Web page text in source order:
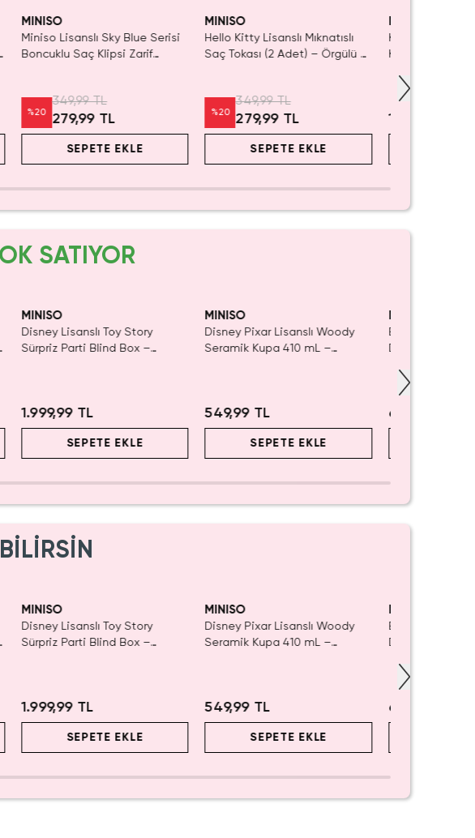
MINISO
Miniso Lisanslı Sky Blue Serisi
Boncuklu Saç Klipsi Zarif
%20
349,99 TL
279,99 TL
SEPETE EKLE
MINISO
Hello Kitty Lisanslı Mıknatıslı
Saç Tokası (2 Adet) – Örgülü &
%20
349,99 TL
279,99 TL
SEPETE EKLE
Kutulu Çoklu
Klips Toka Seti
139,99 TL
SATIYOR
MINISO
Disney Lisanslı Toy Story
Sürpriz Parti Blind Box –
1.999,99 TL
SEPETE EKLE
MINISO
Disney Pixar Lisanslı Woody
Seramik Kupa 410 mL –
549,99 TL
SEPETE EKLE
Barbie Lisanslı
Detaylı Şeffaf
699,99 TL
MINISO
Disney Lisanslı Toy Story
Sürpriz Parti Blind Box –
1.999,99 TL
SEPETE EKLE
MINISO
Disney Pixar Lisanslı Woody
Seramik Kupa 410 mL –
549,99 TL
SEPETE EKLE
Barbie Lisanslı
Detaylı Şeffaf
699,99 TL